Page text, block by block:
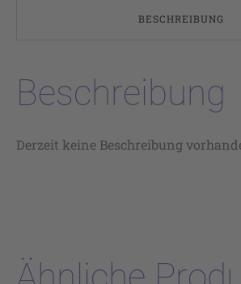
BESCHREIBUNG
Beschreibung
Derzeit keine Beschreibung